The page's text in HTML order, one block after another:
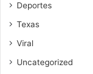
Deportes
Texas
Viral
Uncategorized